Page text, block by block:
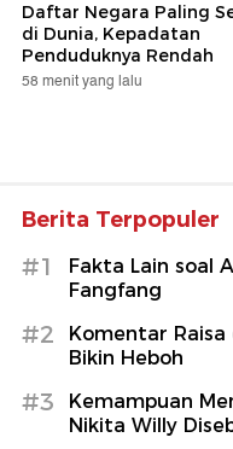
Daftar Negara Paling
di Dunia, Kepadatan
Penduduknya Rendah
58 menit yang lalu
Berita Terpopuler
#1
Fakta Lain soal
Fangfang
#2
Komentar
Bikin Heboh
#3
Kemampuan
Nikita Willy